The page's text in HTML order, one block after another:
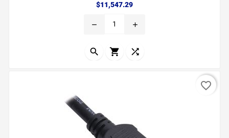
KIT incluye 1 x DVR216GM1E 1 x XP16DC204KV 16 x
DVR216GM1E Caracteriacutesticas DVR pentahibrido
todos sus canales por coaxitron utilizando...
$11,547.29Precio
remove add
  
favorite_border